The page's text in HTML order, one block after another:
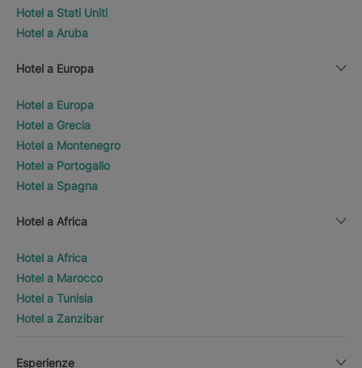
Hotel a Stati Uniti
Hotel a Aruba
Hotel a Europa
Hotel a Europa
Hotel a Grecia
Hotel a Montenegro
Hotel a Portogallo
Hotel a Spagna
Hotel a Africa
Hotel a Africa
Hotel a Marocco
Hotel a Tunisia
Hotel a Zanzibar
Esperienze